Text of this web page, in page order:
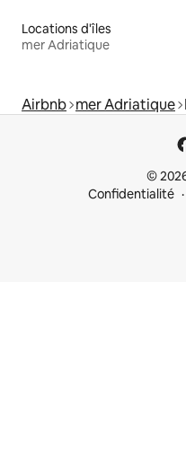
Locations d'îles
mer Adriatique
Airbnb mer Adriatique
©
Confidentialité